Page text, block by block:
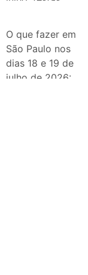
exposições e
passeios
imperdíveis
O que fazer em
São Paulo nos
dias 18 e 19 de
julho de 2026: